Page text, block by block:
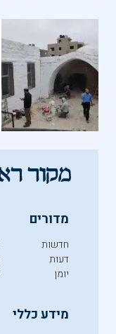
מדורים
חדשות
דעות
יומן
מידע כללי